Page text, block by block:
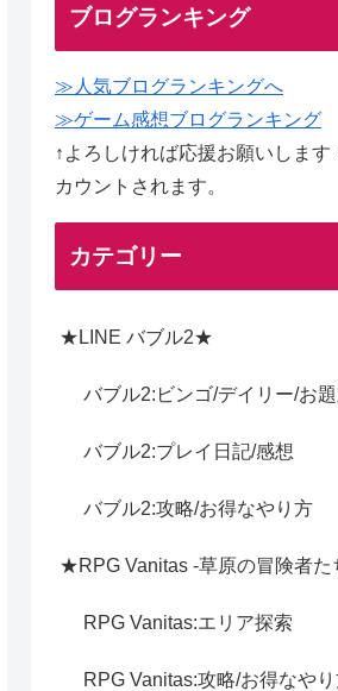
ブログランキング
≫人気ブログランキングへ
≫ゲーム感想ブログランキング
↑よろしければ応援お願いします
カウントされます。
カテゴリー
★LINE バブル2★
バブル2:ビンゴ/デイリー/お
バブル2:プレイ日記/感想
バブル2:攻略/お得なやり方
★RPG Vanitas -草原の冒険者
RPG Vanitas:エリア探索
RPG Vanitas:攻略/お得なや